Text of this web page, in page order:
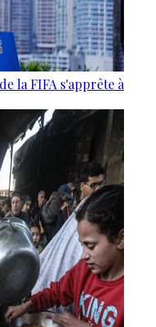
la FIFA s'apprête à